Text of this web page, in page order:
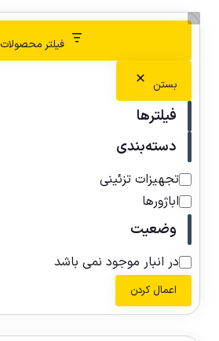
فیلتر محصولات
بستن
فیلترها
دسته‌بندی
تجهیزات تزئینی
اباژورها
وضعیت
در انبار موجود نمی باشد
اعمال کردن